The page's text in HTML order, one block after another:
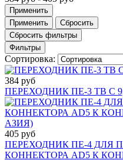
Применить
Применить
Сбросить
Сбросить фильтры
Фильтры
Сортировка:
384 руб
ПЕРЕХОДНИК ПЕ-3 ТВ С
405 руб
ПЕРЕХОДНИК ПЕ-4 ДЛЯ
КОННЕКТОРА AD5 К